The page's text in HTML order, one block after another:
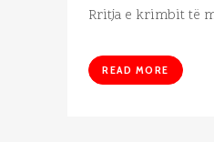
Rritja e krimbit të
READ MORE